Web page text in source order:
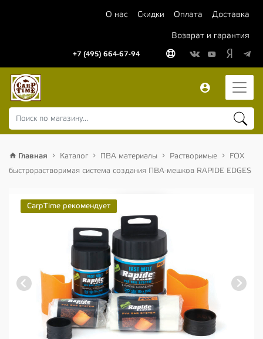
О нас Скидки Оплата Доставка
Возврат и гарантия
+7 (495) 664-67-94
Главная Каталог ПВА материалы Растворимые
FOX
быстрорастворимая система создания ПВА-мешков RAPIDE EDGES
CarpTime рекомендует